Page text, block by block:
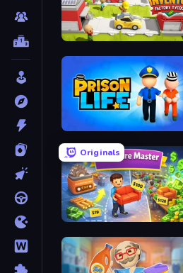
Idle Inventor
Prison Life
Originals
Furniture Master: Idle Tycoon